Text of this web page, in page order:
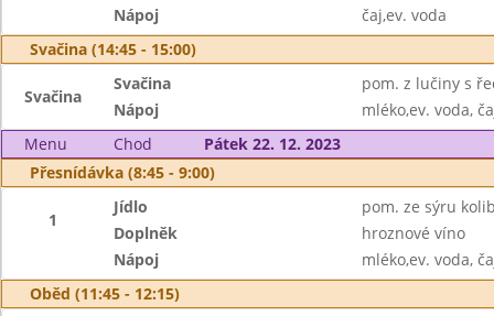
Nápoj
čaj,ev. voda
Svačina (14:45 - 15:00)
Svačina
Svačina
pom. z lučiny s
Nápoj
mléko,ev. voda,
Menu
Chod
Pátek 22. 12. 2023
Přesnídávka (8:45 - 9:00)
1
Jídlo
pom. ze sýru
Doplněk
hroznové víno
Nápoj
mléko,ev. voda,
Oběd (11:45 - 12:15)